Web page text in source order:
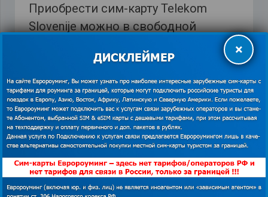
Приобрести сим-карту Telekom
Slovenije можно в свободной
магазинах, супермаркетах, на
автозаправочных станциях почтовых
отделениях. Стоимость SIM-карты
составляет 9,90 евро, однако стоит
отметить, что Интернетом абонент с
вновь приобретенной сим-картой
может пользоваться только 1 день, а
затем необходимо будет подключить
×